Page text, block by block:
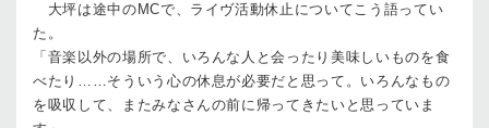
大坪は途中のMCで、ライヴ活動休止についてこう語ってい
た。
「音楽以外の場所で、いろんな人と会ったり美味しいものを食
べたり……そういう心の休息が必要だと思って。いろんなもの
を吸収して、またみなさんの前に帰ってきたいと思っていま